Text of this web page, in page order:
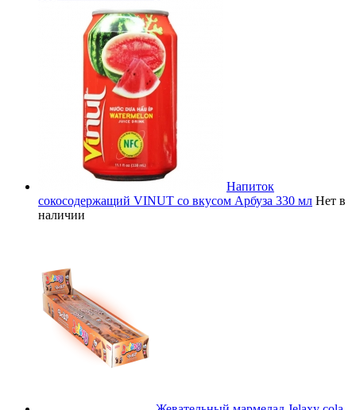
Напиток
сокосодержащий VINUT со вкусом Арбуза 330 мл Нет в
наличии